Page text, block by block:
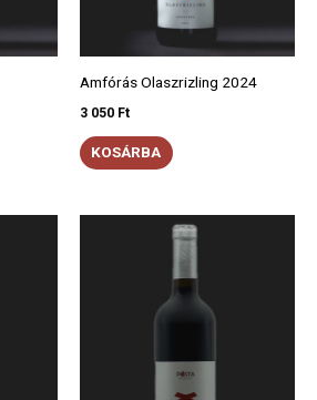
Amfórás Olaszrizling 2024
3 050 Ft
KOSÁRBA